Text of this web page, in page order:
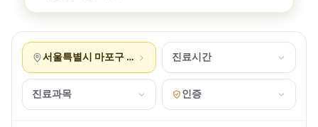
서울특별시 마포구 창전동 진료시간
진료과목 인증